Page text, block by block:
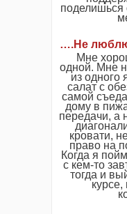
поделишься
….Не люблю
Мне
одной. Мне
из одного
салат с
самой
дому в
передачи, а
кровати,
право на
Когда я
с кем-то
тогда и
курсе,